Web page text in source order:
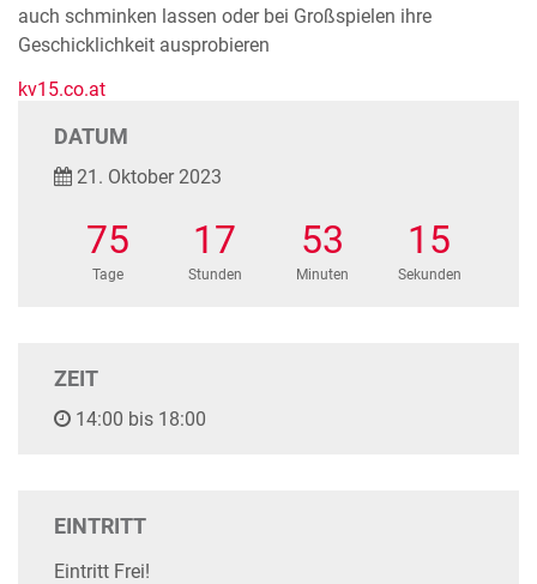
auch schminken lassen oder bei Großspielen ihre
Geschicklichkeit ausprobieren
kv15.co.at
DATUM
21. Oktober 2023
75
Tage
17
Stunden
53
Minuten
15
Sekunden
ZEIT
14:00 bis 18:00
EINTRITT
Eintritt Frei!